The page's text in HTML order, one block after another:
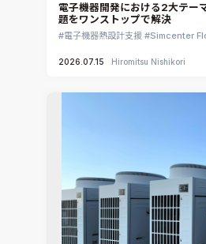
電子機器開発における2大テー
題をワンストップで解決
電子機器熱設計支援 Simcenter
2026.07.15 Hiromitsu Nishikori